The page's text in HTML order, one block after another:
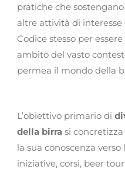
pratiche che
altre attività di
Codice stesso per
ambito del vasto
permea il mondo della
L’obiettivo primario di
della birrasi
la sua conoscenza verso
iniziative, corsi, beer